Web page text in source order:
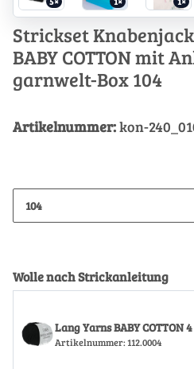
Strickset
BABY COTTON mit
garnwelt-Box 104
Artikelnummer:kon-
104
Wolle nach Strickanleitung
Lang Yarns BABY COTTON 4
Artikelnummer: 112.0004